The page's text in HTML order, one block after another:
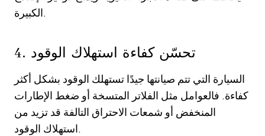
الكبيرة.
4. تحسّن كفاءة استهلاك الوقود
السيارة التي تتم صيانتها جيدًا تستهلك الوقود بشكل أكثر
كفاءة. فالعوامل مثل الفلاتر المتسخة أو ضغط الإطارات
المنخفض أو شمعات الاحتراق التالفة قد تزيد من
استهلاك الوقود.